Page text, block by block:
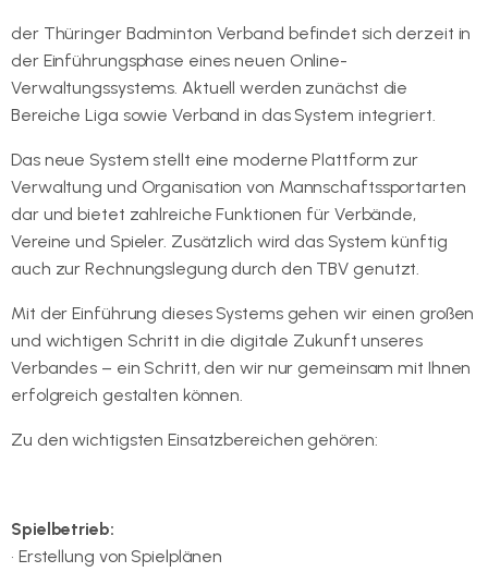
der Thüringer Badminton Verband befindet sich derzeit in
der Einführungsphase eines neuen Online-
Verwaltungssystems. Aktuell werden zunächst die
Bereiche Liga sowie Verband in das System integriert.
Das neue System stellt eine moderne Plattform zur
Verwaltung und Organisation von Mannschaftssportarten
dar und bietet zahlreiche Funktionen für Verbände,
Vereine und Spieler. Zusätzlich wird das System künftig
auch zur Rechnungslegung durch den TBV genutzt.
Mit der Einführung dieses Systems gehen wir einen großen
und wichtigen Schritt in die digitale Zukunft unseres
Verbandes – ein Schritt, den wir nur gemeinsam mit Ihnen
erfolgreich gestalten können.
Zu den wichtigsten Einsatzbereichen gehören:
Spielbetrieb:
• Erstellung von Spielplänen